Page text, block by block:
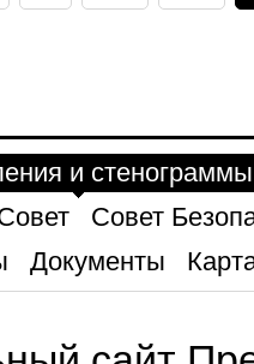
и стенограммы
Совет
Документы